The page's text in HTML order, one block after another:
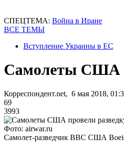
СПЕЦТЕМА: Война в Иране
ВСЕ ТЕМЫ
Вступление Украины в ЕС
Самолеты США
Корреспондент.net, 6 мая 2018,
69
3993
Фото: airwar.ru
Самолет-разведчик ВВС США